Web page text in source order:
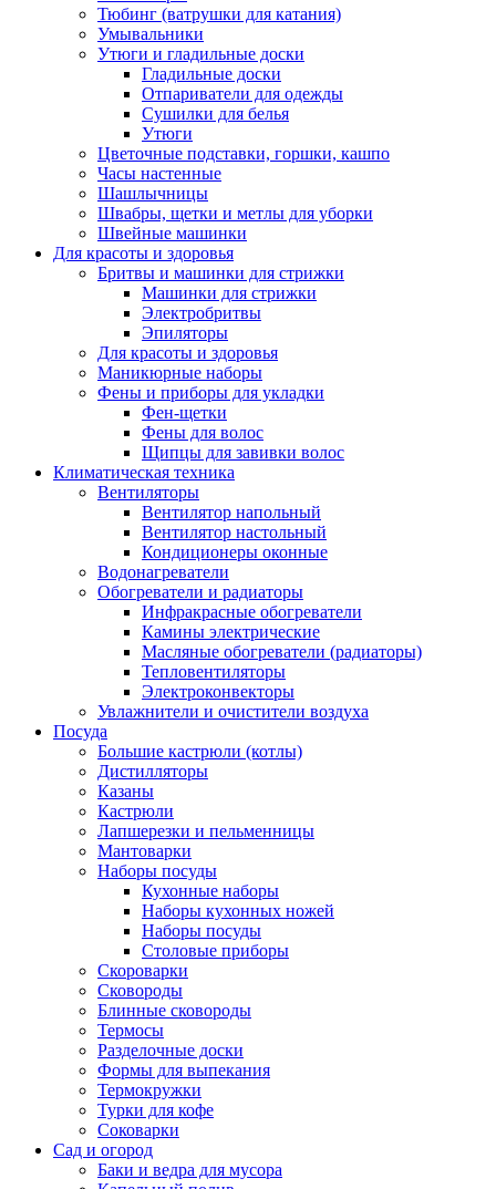
Тюбинг (ватрушки для катания)
Умывальники
Утюги и гладильные доски
Гладильные доски
Отпариватели для одежды
Сушилки для белья
Утюги
Цветочные подставки, горшки, кашпо
Часы настенные
Шашлычницы
Швабры, щетки и метлы для уборки
Швейные машинки
Для красоты и здоровья
Бритвы и машинки для стрижки
Машинки для стрижки
Электробритвы
Эпиляторы
Для красоты и здоровья
Маникюрные наборы
Фены и приборы для укладки
Фен-щетки
Фены для волос
Щипцы для завивки волос
Климатическая техника
Вентиляторы
Вентилятор напольный
Вентилятор настольный
Кондиционеры оконные
Водонагреватели
Обогреватели и радиаторы
Инфракрасные обогреватели
Камины электрические
Масляные обогреватели (радиаторы)
Тепловентиляторы
Электроконвекторы
Увлажнители и очистители воздуха
Посуда
Большие кастрюли (котлы)
Дистилляторы
Казаны
Кастрюли
Лапшерезки и пельменницы
Мантоварки
Наборы посуды
Кухонные наборы
Наборы кухонных ножей
Наборы посуды
Столовые приборы
Скороварки
Сковороды
Блинные сковороды
Термосы
Разделочные доски
Формы для выпекания
Термокружки
Турки для кофе
Соковарки
Сад и огород
Баки и ведра для мусора